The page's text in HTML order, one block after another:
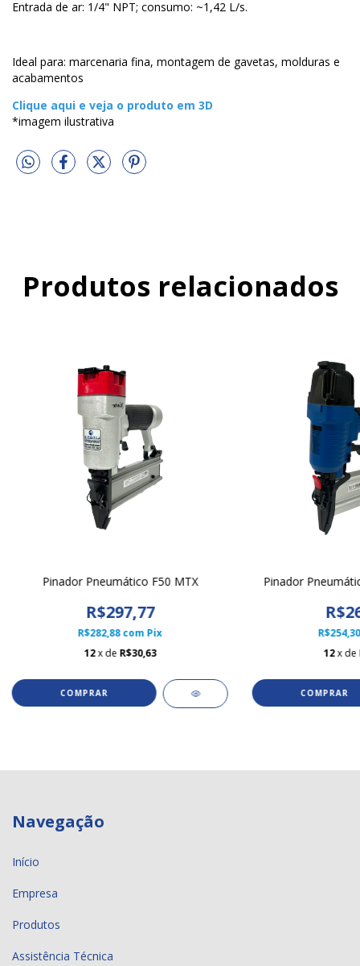
Entrada de ar: 1/4" NPT; consumo: ~1,42 L/s.
Ideal para: marcenaria fina, montagem de gavetas, molduras e
acabamentos
Clique aqui e veja o produto em 3D
*imagem ilustrativa
Produtos relacionados
Pinador Pneumático F50 MTX
R$297,77
R$282,88com Pix
12x de R$30,63
Pinador
12x de
Navegação
Início
Empresa
Produtos
Assistência Técnica